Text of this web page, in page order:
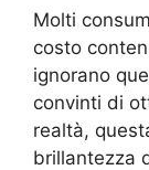
Molti
costo
ignorano
convinti di
realtà,
brillantezza